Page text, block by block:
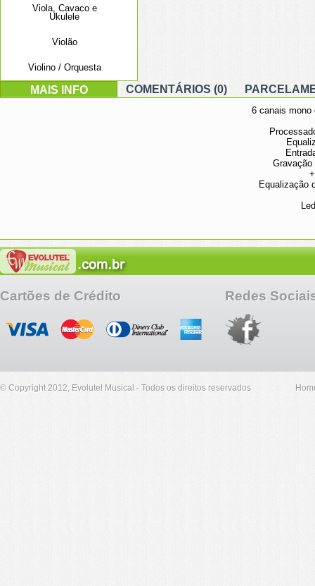
Viola, Cavaco e
Ukulele
Violão
Violino / Orquesta
MAIS INFO COMENTÁRIOS (0)
6 canais mono
Gravação
Equalização
Cartões de Crédito Redes
© Copyright 2012, Evolutel Musical - Todos os direitos reservados